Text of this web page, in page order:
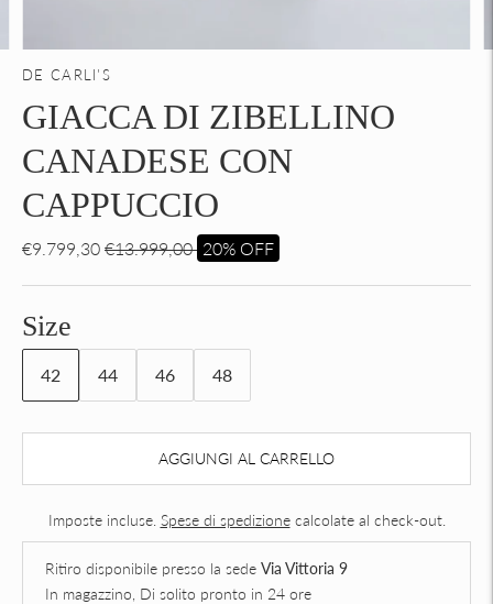
DE CARLI'S
GIACCA DI ZIBELLINO
CANADESE CON
CAPPUCCIO
€9.799,30 €13.999,00 20% OFF
Size
42 44 46 48
AGGIUNGI AL CARRELLO
Imposte incluse. Spese di spedizionecalcolate al check-out.
Ritiro disponibile presso la sede Via Vittoria 9
In magazzino, Di solito pronto in 24 ore